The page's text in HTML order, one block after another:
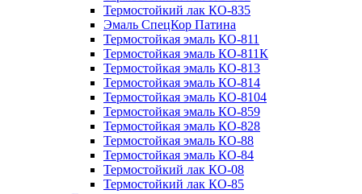
Термостойкий лак КО-835
Эмаль СпецКор Патина
Термостойкая эмаль КО-811
Термостойкая эмаль КО-811К
Термостойкая эмаль КО-813
Термостойкая эмаль КО-814
Термостойкая эмаль КО-8104
Термостойкая эмаль КО-859
Термостойкая эмаль КО-828
Термостойкая эмаль КО-88
Термостойкая эмаль КО-84
Термостойкий лак КО-08
Термостойкий лак КО-85